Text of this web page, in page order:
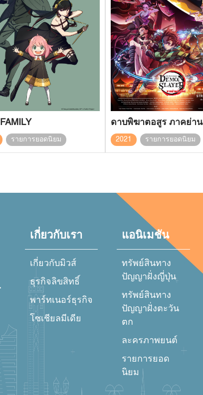
รายการยอดนิยม
ดาบพิฆาตอสูร ภาคย่าน
2021 รายการยอดนิยม
เกี่ยวกับเรา
เกี่ยวกับมิวส์
ธุรกิจลิขสิทธิ์
พาร์ทเนอร์ธุรกิจ
โซเชียลมีเดีย
แอนิเมชัน
ทรัพย์สินทาง
ปัญญาฝั่งญี่ปุ่น
ทรัพย์สินทาง
ปัญญาฝั่งตะวัน
ตก
ละครภาพยนต์
รายการยอด
นิยม